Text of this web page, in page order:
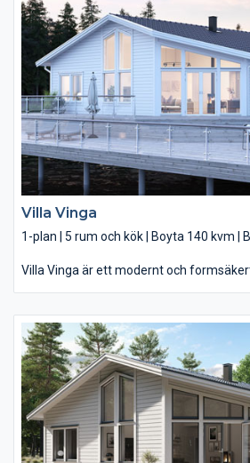
härligt stora vardagsrum med ryggåstak
familj och vänner. På andra sidan, den
som ger liv åt fasaden och tar dig direkt
när du har matkassarna i handen.
Villa Vinga
1-plan | 5 rum och kök | Boyta 140 kvm |
Villa Vinga är ett modernt och
står ut i Villa Vinga. Här står dörrarna
sommaren och när dagen ebbar ut är
över solnedgången. Den öppna
trivas i köket, och genom hela huset
utrymme – med ett stort badrum,
entré och ett härligt sovrum med såväl
klädkammare.